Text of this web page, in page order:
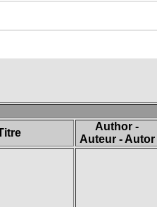
Author -
Auteur - Autor